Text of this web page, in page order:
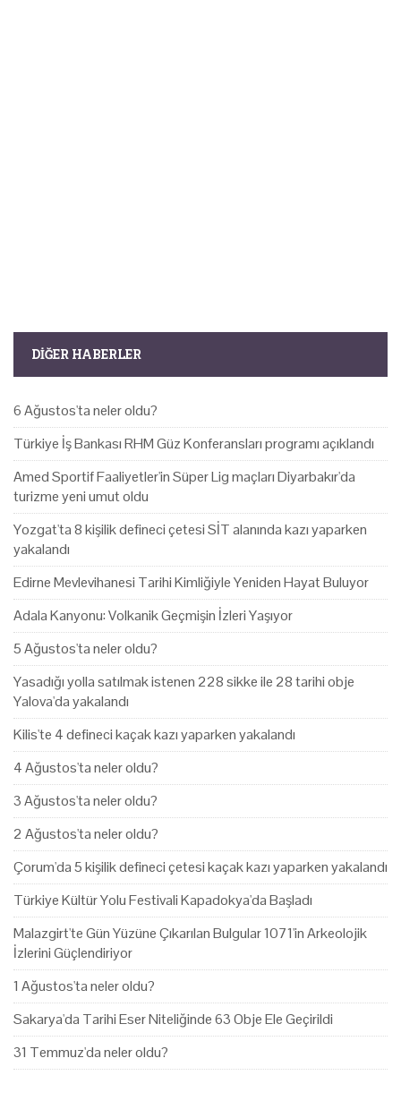
DIĞER HABERLER
6 Ağustos'ta neler oldu?
Türkiye İş Bankası RHM Güz Konferansları programı açıklandı
Amed Sportif Faaliyetler'in Süper Lig maçları Diyarbakır'da
turizme yeni umut oldu
Yozgat'ta 8 kişilik defineci çetesi SİT alanında kazı yaparken
yakalandı
Edirne Mevlevihanesi Tarihi Kimliğiyle Yeniden Hayat Buluyor
Adala Kanyonu: Volkanik Geçmişin İzleri Yaşıyor
5 Ağustos'ta neler oldu?
Yasadığı yolla satılmak istenen 228 sikke ile 28 tarihi obje
Yalova'da yakalandı
Kilis'te 4 defineci kaçak kazı yaparken yakalandı
4 Ağustos'ta neler oldu?
3 Ağustos'ta neler oldu?
2 Ağustos'ta neler oldu?
Çorum'da 5 kişilik defineci çetesi kaçak kazı yaparken yakalandı
Türkiye Kültür Yolu Festivali Kapadokya'da Başladı
Malazgirt'te Gün Yüzüne Çıkarılan Bulgular 1071'in Arkeolojik
İzlerini Güçlendiriyor
1 Ağustos'ta neler oldu?
Sakarya'da Tarihi Eser Niteliğinde 63 Obje Ele Geçirildi
31 Temmuz'da neler oldu?